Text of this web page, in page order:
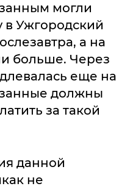
могли
в Ужгородский
а на
больше. Через
еще на
должны
за такой
данной
не